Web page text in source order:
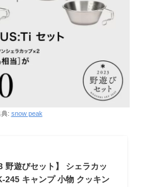
: snow peak
野遊びセット】 シェラカッ
245 キャンプ 小物 クッキン